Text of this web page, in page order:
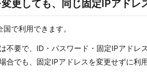
更しても、同じ固定IPアドレ
で利用できます。
不要で、ID・パスワード・固定IPアドレ
合でも、固定IPアドレスを変更せずに利用